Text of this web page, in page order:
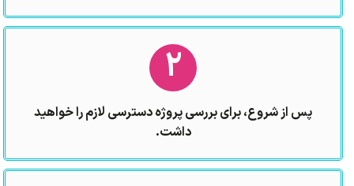
2
پس از شروع، برای بررسی پروژه دسترسی لازم را خواهید
داشت.